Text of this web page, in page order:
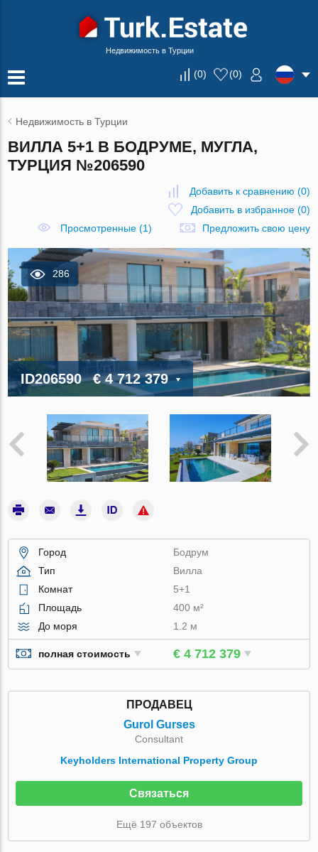
Недвижимость в Турции
(0) (0)
Недвижимость в Турции
ВИЛЛА 5+1 В БОДРУМЕ, МУГЛА,
ТУРЦИЯ №206590
Добавить к сравнению (0)
Добавить в избранное(0)
Просмотренные (1)
Предложить свою цену
286
ID206590 € 4 712 379
Город
Бодрум
Тип
Вилла
Комнат
5+1
Площадь
400 м²
До моря
1.2 м
полная стоимость € 4 712 379
ПРОДАВЕЦ
Gurol Gurses
Consultant
Keyholders International Property Group
Связаться
Ещё 197 объектов